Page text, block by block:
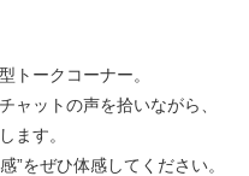
トークコーナー。
ャットの声を拾いながら、
ます。
”をぜひ体感してください。